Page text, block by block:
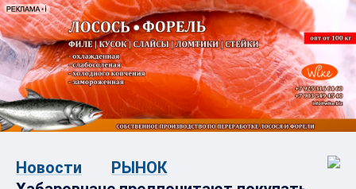
Новости
РЫНОК